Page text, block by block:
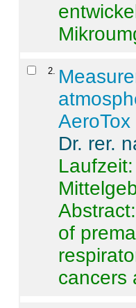
2
AeroTox
Dr. rer.
Abstract:
of
cancers